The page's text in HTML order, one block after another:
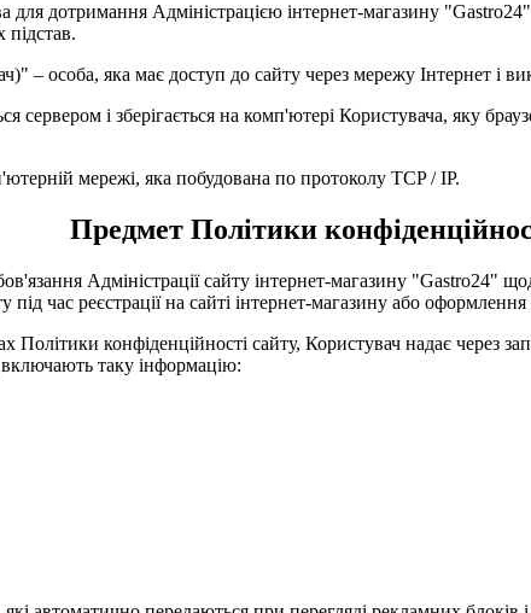
для дотримання Адміністрацією інтернет-магазину
підстав.
– особа, яка має доступ до сайту через мережу Інтернет і
і зберігається на комп'ютері Користувача, яку
мережі, яка побудована по протоколу TCP / IP.
Предмет Політики
Адміністрації сайту інтернет-магазину "Gastro24"
під час реєстрації на сайті інтернет-магазину або
Політики конфіденційності сайту, Користувач надає через
таку інформацію: